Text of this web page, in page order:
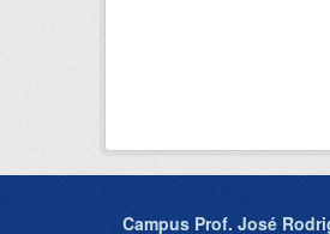
Campus Prof. José